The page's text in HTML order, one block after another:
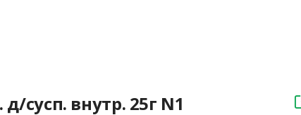
сусп. внутр. 25г N1